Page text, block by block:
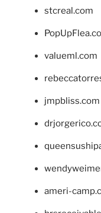
stcreal.com
valueml.com
jmpbliss.com
ameri-